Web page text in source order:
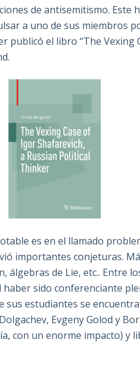
de antisemitismo. Este
a uno de sus miembros
publicó el libro “The Vexing
es en el llamado
importantes conjeturas.
de Lie, etc.. Entre
sido conferenciante
sus estudiantes se
Evgeny Golod y
con un enorme impacto) y